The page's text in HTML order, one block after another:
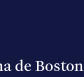
de Boston